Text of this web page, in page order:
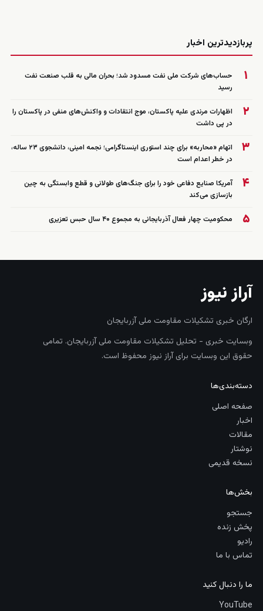
پربازدیدترین اخبار
۱
حساب‌های شرکت ملی نفت مسدود شد؛ بحران مالی به قلب صنعت نفت
رسید
۲
اظهارات مرندی علیه پاکستان، موج انتقادات و واکنش‌های منفی در پاکستان را
در پی داشت
۳
اتهام «محاربه» برای چند استوری اینستاگرامی؛ نجمه امینی، دانشجوی ۲۳ ساله،
در خطر اعدام است
۴
آمریکا صنایع دفاعی خود را برای جنگ‌های طولانی و قطع وابستگی به چین
بازسازی می‌کند
۵ محکومیت چهار فعال آذربایجانی به مجموع ۴۰ سال حبس تعزیری
آراز نیوز
ارگان خبری تشکیلات مقاومت ملی آزربایجان
وبسایت خبری - تحلیل تشکیلات مقاومت ملی آزربایجان. تمامی
حقوق این وبسایت برای آراز نیوز محفوظ است.
دسته‌بندی‌ها
صفحه اصلی
اخبار
مقالات
نوشتار
نسخه قدیمی
بخش‌ها
جستجو
پخش زنده
رادیو
تماس با ما
ما را دنبال کنید
YouTube